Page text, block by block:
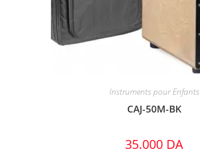
Instruments pour Enfants
CAJ-50M-BK
35.000 DA